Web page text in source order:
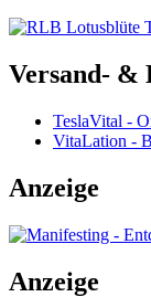
Versand- &
TeslaVital -
VitaLation -
Anzeige
Anzeige